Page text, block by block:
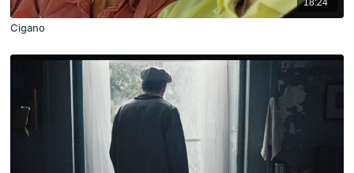
18:24
Cigano